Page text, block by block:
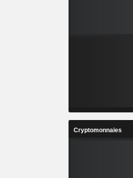
Cryptomonnaies